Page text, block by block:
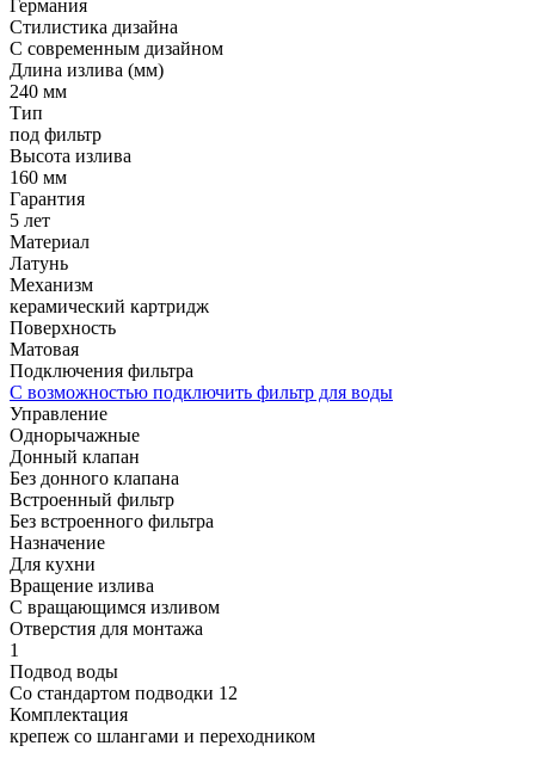
Германия
Стилистика дизайна
С современным дизайном
Длина излива (мм)
240 мм
Тип
под фильтр
Высота излива
160 мм
Гарантия
5 лет
Материал
Латунь
Механизм
керамический картридж
Поверхность
Матовая
Подключения фильтра
С возможностью подключить фильтр для воды
Управление
Однорычажные
Донный клапан
Без донного клапана
Встроенный фильтр
Без встроенного фильтра
Назначение
Для кухни
Вращение излива
С вращающимся изливом
Отверстия для монтажа
1
Подвод воды
Со стандартом подводки 12
Комплектация
крепеж со шлангами и переходником